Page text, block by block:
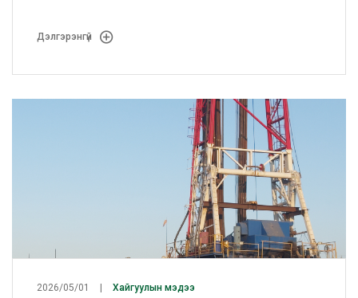
эхлүүлээд байна.
Дэлгэрэнгүй
2026/05/01 Хайгуулын мэдээ